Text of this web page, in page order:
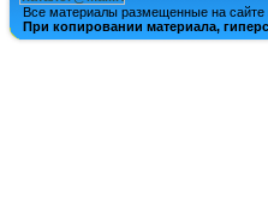
города
Все материалы размещенные на сайте
При копировании материала,